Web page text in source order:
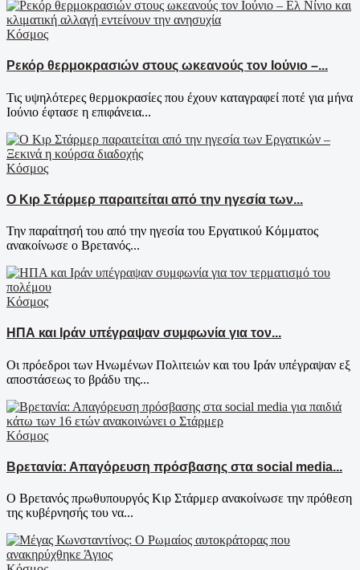
Κόσμος
Ρεκόρ θερμοκρασιών στους ωκεανούς τον Ιούνιο –...
Τις υψηλότερες θερμοκρασίες που έχουν καταγραφεί ποτέ για μήνα
Ιούνιο έφτασε η επιφάνεια...
Κόσμος
Ο Κιρ Στάρμερ παραιτείται από την ηγεσία των...
Την παραίτησή του από την ηγεσία του Εργατικού Κόμματος
ανακοίνωσε ο Βρετανός...
Κόσμος
ΗΠΑ και Ιράν υπέγραψαν συμφωνία για τον...
Οι πρόεδροι των Ηνωμένων Πολιτειών και του Ιράν υπέγραψαν εξ
αποστάσεως το βράδυ της...
Κόσμος
Βρετανία: Απαγόρευση πρόσβασης στα social media...
Ο Βρετανός πρωθυπουργός Κιρ Στάρμερ ανακοίνωσε την πρόθεση
της κυβέρνησής του να...